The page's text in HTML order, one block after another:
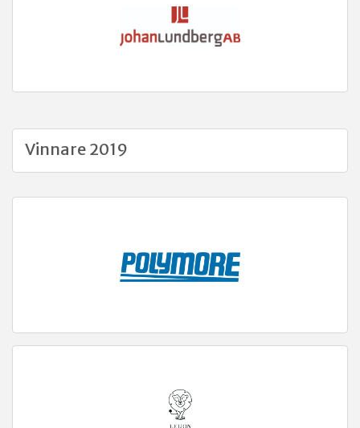
Vinnare 2019